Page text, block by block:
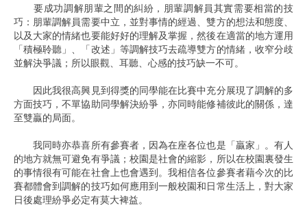
要成功調解朋輩之間的糾紛，朋輩調解員其實需要相當的技
巧：朋輩調解員需要中立，並對事情的經過、雙方的想法和態度、
以及大家的情緒也要能好好的理解及掌握，然後在適當的地方運用
「積極聆聽」、「改述」等調解技巧去疏導雙方的情緒，收窄分歧
並解決爭議；所以眼觀、耳聽、心感的技巧缺一不可。
因此我很高興見到得獎的同學能在比賽中充分展現了調解的多
方面技巧，不單協助同學解決紛爭，亦同時能修補彼此的關係，達
至雙贏的局面。
我同時亦恭喜所有參賽者，因為在座各位也是「贏家」。有人
的地方就無可避免有爭議；校園是社會的縮影，所以在校園裏發生
的事情很有可能在社會上也會遇到。我相信各位參賽者藉今次的比
賽都體會到調解的技巧如何應用到一般校園和日常生活上，對大家
日後處理紛爭必定有莫大裨益。